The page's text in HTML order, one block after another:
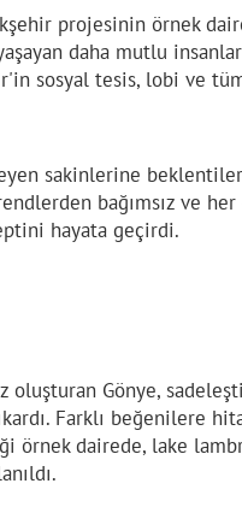
projesinin örnek
daha mutlu
sosyal tesis, lobi ve
sakinlerine
bağımsız ve
hayata geçirdi.
oluşturan Gönye,
Farklı beğenilere
örnek dairede, lake